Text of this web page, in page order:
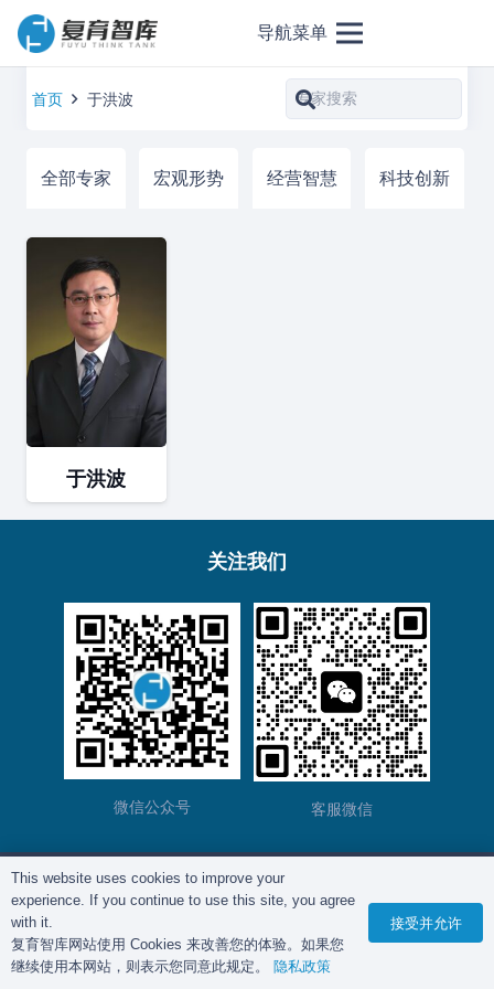
导航菜单
首页 于洪波
全部专家 宏观形势 经营智慧 科技创新
于洪波
关注我们
微信公众号 客服微信
版权所有©复育智库2012 – 2025年 |
This website uses cookies to improve your
experience. If you continue to use this site, you agree
with it.
复育智库网站使用 Cookies 来改善您的体验。如果您
继续使用本网站，则表示您同意此规定。 隐私政策
接受并允许